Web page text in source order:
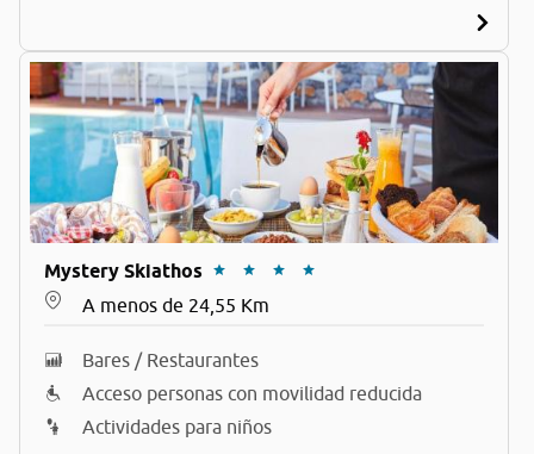
Mystery Skiathos
A menos de 24,55 Km
Bares / Restaurantes
Acceso personas con movilidad reducida
Actividades para niños